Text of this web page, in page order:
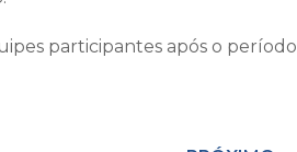
participantes após o período